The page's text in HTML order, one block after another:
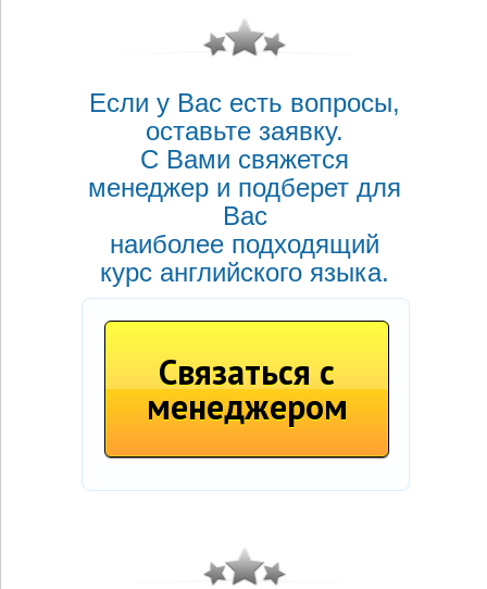
Если у Вас есть вопросы,
оставьте заявку.
С Вами свяжется
менеджер и подберет для
Вас
наиболее подходящий
курс английского языка.
Связаться с
менеджером